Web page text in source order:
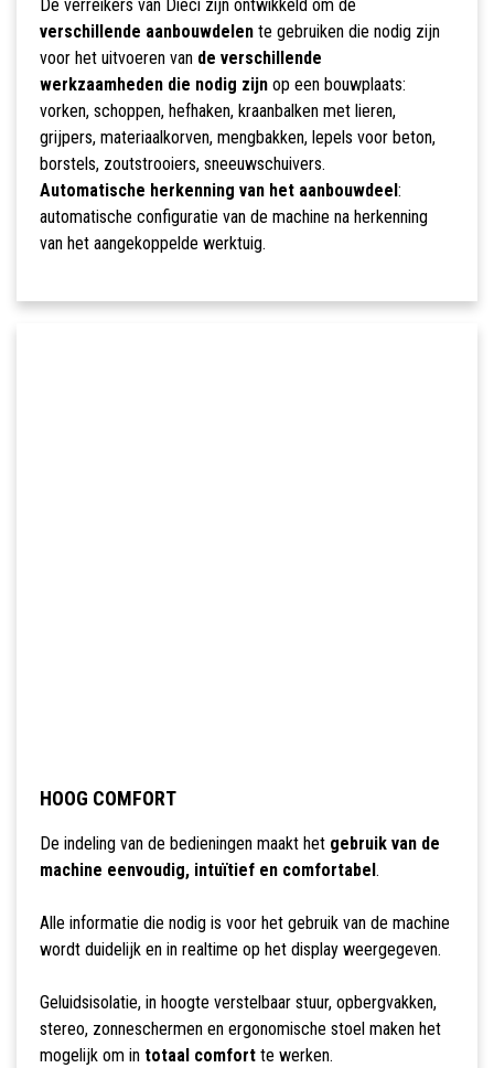
De verreikers van Dieci zijn ontwikkeld om de
verschillende aanbouwdelente gebruiken die nodig zijn
voor het uitvoeren van de verschillende
werkzaamheden die nodig zijnop een bouwplaats:
vorken, schoppen, hefhaken, kraanbalken met lieren,
grijpers, materiaalkorven, mengbakken, lepels voor beton,
borstels, zoutstrooiers, sneeuwschuivers.
Automatische herkenning van het aanbouwdeel :
automatische configuratie van de machine na herkenning
van het aangekoppelde werktuig.
HOOG COMFORT
De indeling van de bedieningen maakt het gebruik van de
machine eenvoudig, intuïtief en comfortabel .
Alle informatie die nodig is voor het gebruik van de machine
wordt duidelijk en in realtime op het display weergegeven.
Geluidsisolatie, in hoogte verstelbaar stuur, opbergvakken,
stereo, zonneschermen en ergonomische stoel maken het
mogelijk om in totaal comfortte werken.